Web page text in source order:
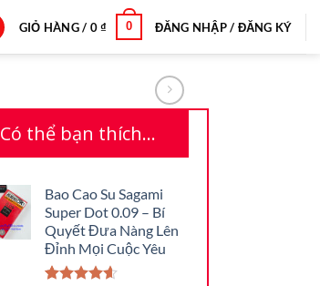
GIỎ HÀNG / 0₫ 0 ĐĂNG NHẬP / ĐĂNG KÝ
Có thể bạn thích…
Bao Cao Su Sagami
Super Dot 0.09 – Bí
Quyết Đưa Nàng Lên
Đỉnh Mọi Cuộc Yêu